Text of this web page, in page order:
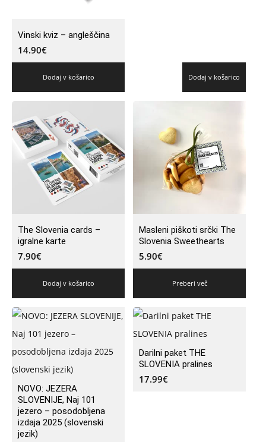
Vinski kviz – angleščina
14.90€
Dodaj v košarico Dodaj v košarico
The Slovenia cards –
igralne karte
7.90€
Dodaj v košarico
Masleni piškoti srčki The
Slovenia Sweethearts
5.90€
Preberi več
NOVO: JEZERA
SLOVENIJE, Naj 101
jezero – posodobljena
izdaja 2025 (slovenski
jezik)
Darilni paket THE
SLOVENIA pralines
17.99€